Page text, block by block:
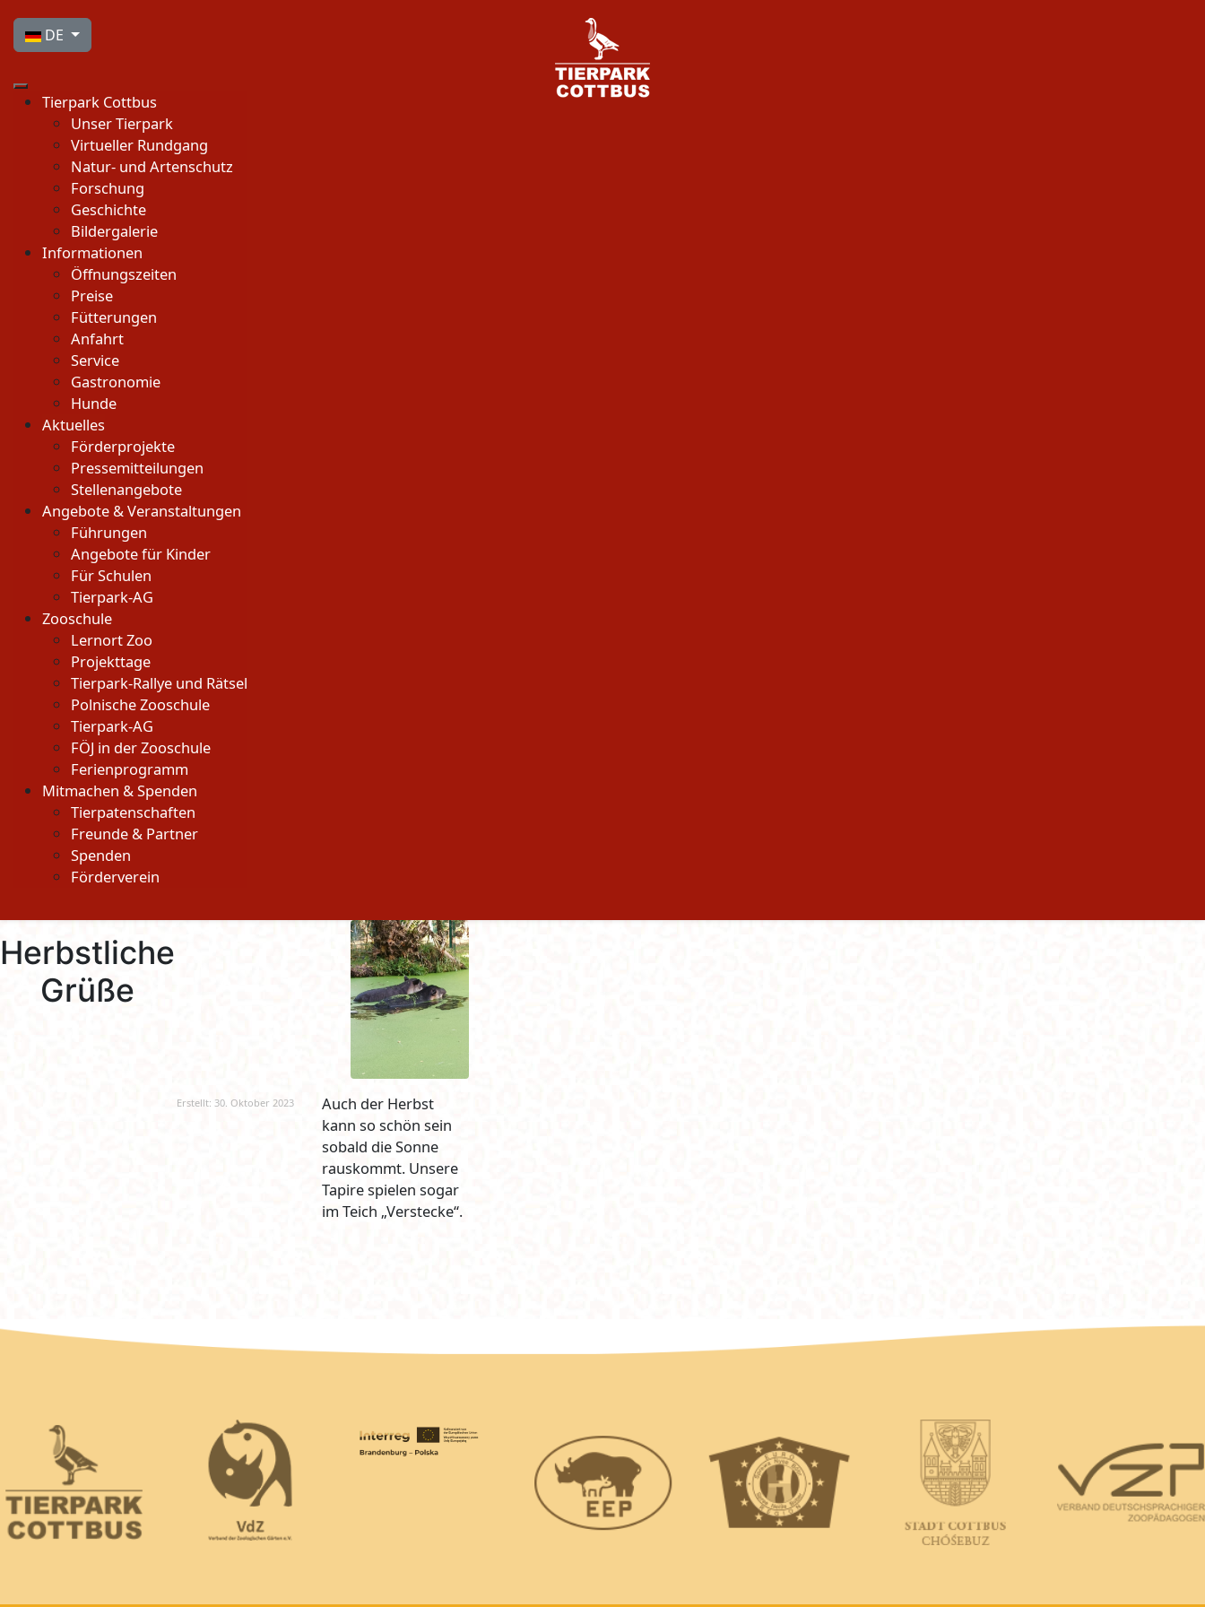
Sprache auswählen
DE
Tierpark Cottbus
Unser Tierpark
Virtueller Rundgang
Natur- und Artenschutz
Forschung
Geschichte
Bildergalerie
Informationen
Öffnungszeiten
Preise
Fütterungen
Anfahrt
Service
Gastronomie
Hunde
Aktuelles
Förderprojekte
Pressemitteilungen
Stellenangebote
Angebote & Veranstaltungen
Führungen
Angebote für Kinder
Für Schulen
Tierpark-AG
Zooschule
Lernort Zoo
Projekttage
Tierpark-Rallye und Rätsel
Polnische Zooschule
Tierpark-AG
FÖJ in der Zooschule
Ferienprogramm
Mitmachen & Spenden
Tierpatenschaften
Freunde & Partner
Spenden
Förderverein
Herbstliche
Grüße
Erstellt: 30. Oktober 2023
Auch der Herbst
kann so schön sein
sobald die Sonne
rauskommt. Unsere
Tapire spielen sogar
im Teich „Verstecke“.